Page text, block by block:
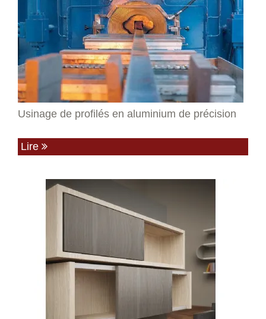
Usinage de profilés en aluminium de précision
Lire